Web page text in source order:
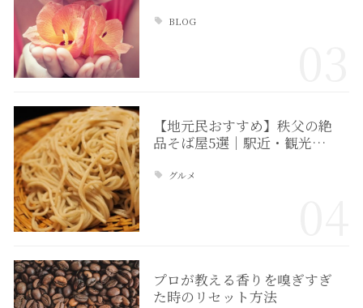
BLOG
【地元民おすすめ】秩父の絶
品そば屋5選｜駅近・観光…
グルメ
プロが教える香りを嗅ぎすぎ
た時のリセット方法